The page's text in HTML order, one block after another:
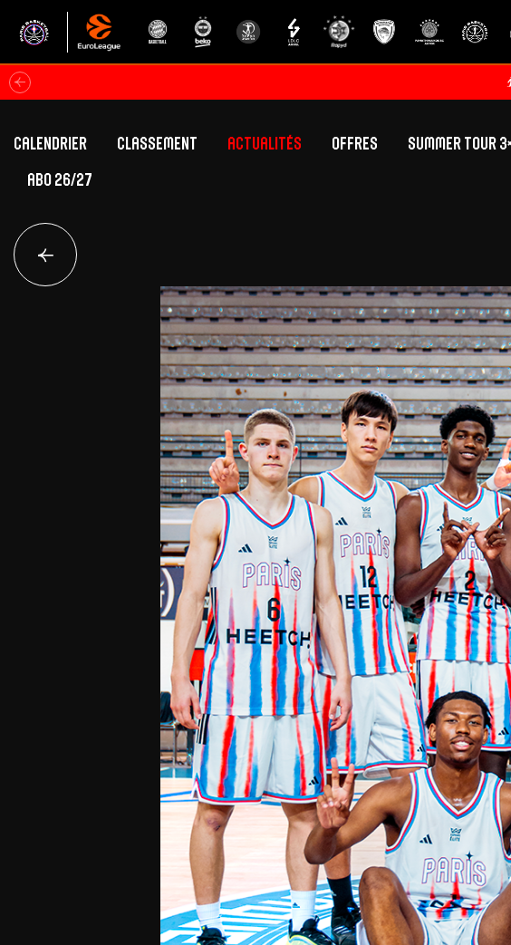
Calendrier
Classement
Classement Betclic Elite
Actualités
Offres
SUMMER TOUR
ABO 26/27
Équipe Première
Classement Betclic Elite
Classement EuroLeague
Présentation
Effectif
Offres Grand Public Offres Hospitalités
Courtside Club
Central House
Suites
FAQ